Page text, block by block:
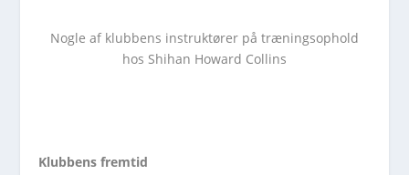
Nogle af klubbens instruktører på træningsophold
hos Shihan Howard Collins
Klubbens fremtid